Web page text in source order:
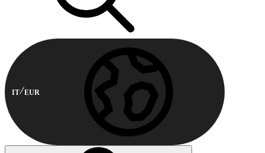
IT EUR